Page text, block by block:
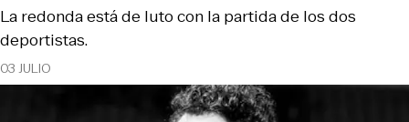
03 JULIO
La redonda está de luto con la partida de los dos
deportistas.